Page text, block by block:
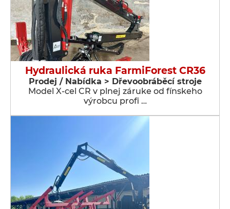
Hydraulická ruka FarmiForest CR36
Prodej / Nabídka > Dřevoobráběcí stroje
Model X-cel CR v plnej záruke od fínskeho
výrobcu profi …